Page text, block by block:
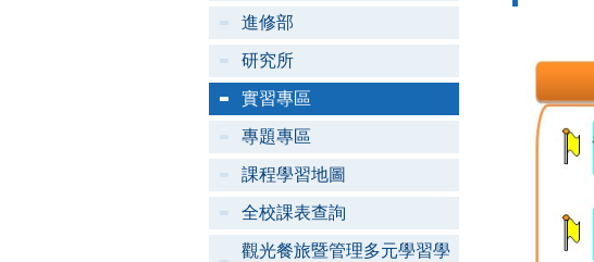
進修部
研究所
實習專區
專題專區
課程學習地圖
全校課表查詢
觀光餐旅暨管理多元學習學